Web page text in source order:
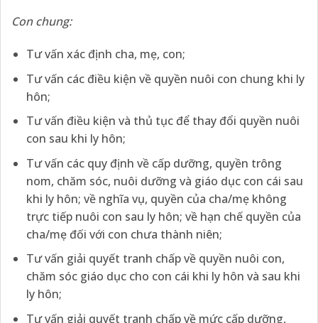
Con chung:
Tư vấn xác định cha, mẹ, con;
Tư vấn các điều kiện về quyền nuôi con chung khi ly
hôn;
Tư vấn điều kiện và thủ tục để thay đổi quyền nuôi
con sau khi ly hôn;
Tư vấn các quy định về cấp dưỡng, quyền trông
nom, chăm sóc, nuôi dưỡng và giáo dục con cái sau
khi ly hôn; về nghĩa vụ, quyền của cha/mẹ không
trực tiếp nuôi con sau ly hôn; về hạn chế quyền của
cha/mẹ đối với con chưa thành niên;
Tư vấn giải quyết tranh chấp về quyền nuôi con,
chăm sóc giáo dục cho con cái khi ly hôn và sau khi
ly hôn;
Tư vấn giải quyết tranh chấp về mức cấp dưỡng,